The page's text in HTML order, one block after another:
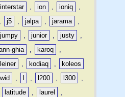
interstar , ion , ioniq
,
, j5 , jalpa , jarama
,
jumpy , junior , justy
,
ghia , karoq
,
, kodiaq ,
koleos
, , l200 , l300
,
latitude , laurel
,